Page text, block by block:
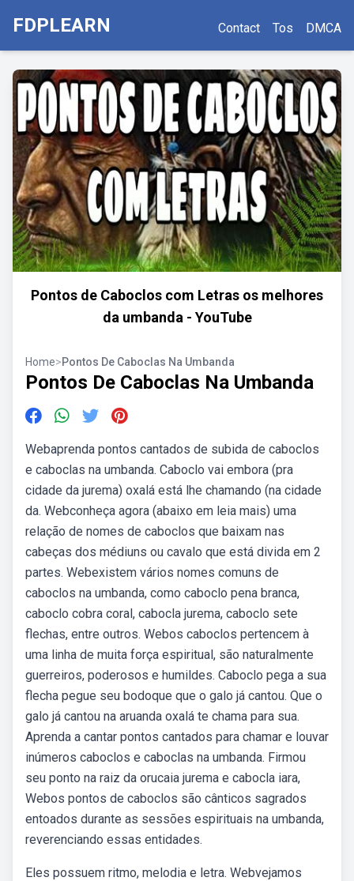
FDPLEARN Contact Tos DMCA
Pontos de Caboclos com Letras os melhores
da umbanda - YouTube
Home>Pontos De Caboclas Na Umbanda
Pontos De Caboclas Na Umbanda
Webaprenda pontos cantados de subida de caboclos
e caboclas na umbanda. Caboclo vai embora (pra
cidade da jurema) oxalá está lhe chamando (na cidade
da. Webconheça agora (abaixo em leia mais) uma
relação de nomes de caboclos que baixam nas
cabeças dos médiuns ou cavalo que está divida em 2
partes. Webexistem vários nomes comuns de
caboclos na umbanda, como caboclo pena branca,
caboclo cobra coral, cabocla jurema, caboclo sete
flechas, entre outros. Webos caboclos pertencem à
uma linha de muita força espiritual, são naturalmente
guerreiros, poderosos e humildes. Caboclo pega a sua
flecha pegue seu bodoque que o galo já cantou. Que o
galo já cantou na aruanda oxalá te chama para sua.
Aprenda a cantar pontos cantados para chamar e louvar
inúmeros caboclos e caboclas na umbanda. Firmou
seu ponto na raiz da orucaia jurema e cabocla iara,
Webos pontos de caboclos são cânticos sagrados
entoados durante as sessões espirituais na umbanda,
reverenciando essas entidades.
Eles possuem ritmo, melodia e letra. Webvejamos